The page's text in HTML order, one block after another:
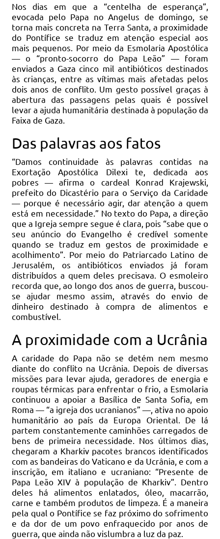
Nos dias em que a “centelha de esperança”,
evocada pelo Papa no Angelus de domingo, se
torna mais concreta na Terra Santa, a proximidade
do Pontífice se traduz em atenção especial aos
mais pequenos. Por meio da Esmolaria Apostólica
— o “pronto-socorro do Papa Leão” — foram
enviados a Gaza cinco mil antibióticos destinados
às crianças, entre as vítimas mais afetadas pelos
dois anos de conflito. Um gesto possível graças à
abertura das passagens pelas quais é possível
levar a ajuda humanitária destinada à população da
Faixa de Gaza.
Das palavras aos fatos
“Damos continuidade às palavras contidas na
Exortação Apostólica Dilexi te, dedicada aos
pobres — afirma o cardeal Konrad Krajewski,
prefeito do Dicastério para o Serviço da Caridade
— porque é necessário agir, dar atenção a quem
está em necessidade.” No texto do Papa, a direção
que a Igreja sempre segue é clara, pois “sabe que o
seu anúncio do Evangelho é credível somente
quando se traduz em gestos de proximidade e
acolhimento”. Por meio do Patriarcado Latino de
Jerusalém, os antibióticos enviados já foram
distribuídos a quem deles precisava. O esmoleiro
recorda que, ao longo dos anos de guerra, buscou-
se ajudar mesmo assim, através do envio de
dinheiro destinado à compra de alimentos e
combustível.
A proximidade com a Ucrânia
A caridade do Papa não se detém nem mesmo
diante do conflito na Ucrânia. Depois de diversas
missões para levar ajuda, geradores de energia e
roupas térmicas para enfrentar o frio, a Esmolaria
continuou a apoiar a Basílica de Santa Sofia, em
Roma — “a igreja dos ucranianos” —, ativa no apoio
humanitário ao país da Europa Oriental. De lá
partem constantemente caminhões carregados de
bens de primeira necessidade. Nos últimos dias,
chegaram a Kharkiv pacotes brancos identificados
com as bandeiras do Vaticano e da Ucrânia, e com a
inscrição, em italiano e ucraniano: “Presente de
Papa Leão XIV à população de Kharkiv”. Dentro
deles há alimentos enlatados, óleo, macarrão,
carne e também produtos de limpeza. É a maneira
pela qual o Pontífice se faz próximo do sofrimento
e da dor de um povo enfraquecido por anos de
guerra, que ainda não vislumbra a luz da paz.